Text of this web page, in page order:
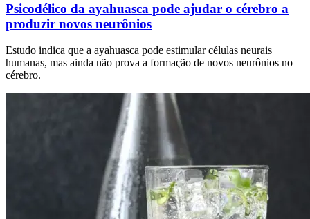
Psicodélico da ayahuasca pode ajudar o cérebro a
produzir novos neurônios
Estudo indica que a ayahuasca pode estimular células neurais
humanas, mas ainda não prova a formação de novos neurônios no
cérebro.